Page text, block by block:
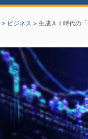
> ビジネス > 生成ＡＩ時代の